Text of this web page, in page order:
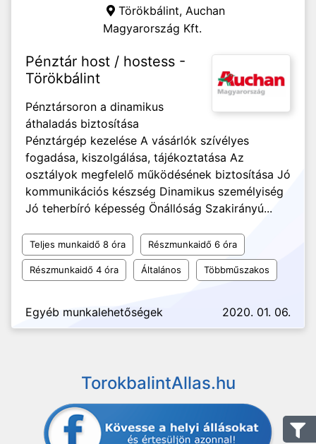
Törökbálint, Auchan
Magyarország Kft.
Pénztár host / hostess -
Törökbálint
Pénztársoron a dinamikus
áthaladás biztosítása
Pénztárgép kezelése A vásárlók szívélyes
fogadása, kiszolgálása, tájékoztatása Az
osztályok megfelelő működésének biztosítása Jó
kommunikációs készség Dinamikus személyiség
Jó teherbíró képesség Önállóság Szakirányú...
Teljes munkaidő 8 óra Részmunkaidő 6 óra
Részmunkaidő 4 óra Általános Többműszakos
Egyéb munkalehetőségek 2020. 01. 06.
TorokbalintAllas.hu